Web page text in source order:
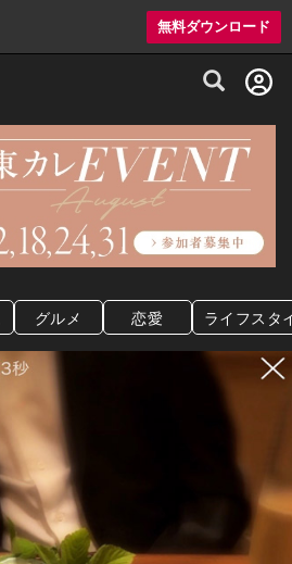
無料ダウンロード
グルメ情報・プレミアムレストラン予約
グルメ 恋愛 ライフスタ